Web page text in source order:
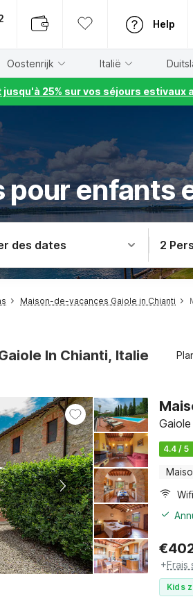
Help
Oostenrijk Italië
25% sur vos séjours estivaux
enfants
des dates 2
Maison-de-vacances Gaiole in Chianti
In Chianti, Italie
4.4 / 5
Wifi
€
+Frais
Kids